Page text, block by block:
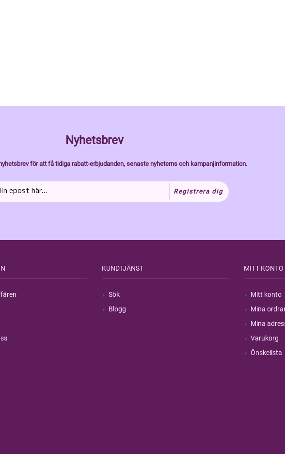
Nyhetsbrev
för att få tidiga rabatt-erbjudanden, senaste nyheterns och kampanjinformation.
Registrera dig
KUNDTJÄNST
Sök
Blogg
MITT KONTO
Mitt konto
Mina
Mina
Varukorg
Önskelista